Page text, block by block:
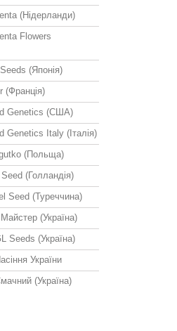
(Нідерланди)
Flowers
(Японія)
(Франція)
Genetics (США)
Genetics Italy (Італія)
(Польща)
(Голландія)
Seed (Туреччина)
(Україна)
Seeds (Україна)
України
(Україна)